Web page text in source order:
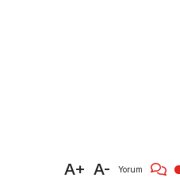
A+ A- Yorum